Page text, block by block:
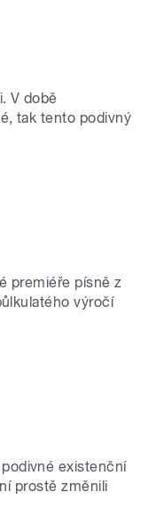
V době
tak tento podivný
premiéře písně z
výročí
existenční
prostě změnili